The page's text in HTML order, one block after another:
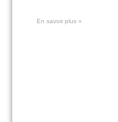
En savoir plus »